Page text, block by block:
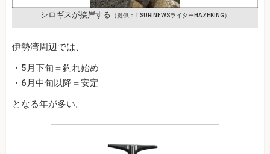
シロギスが接岸する （提供：TSURINEWSライターHAZEKING）
伊勢湾周辺では、
・5月下旬＝釣れ始め
・6月中旬以降＝安定
となる年が多い。